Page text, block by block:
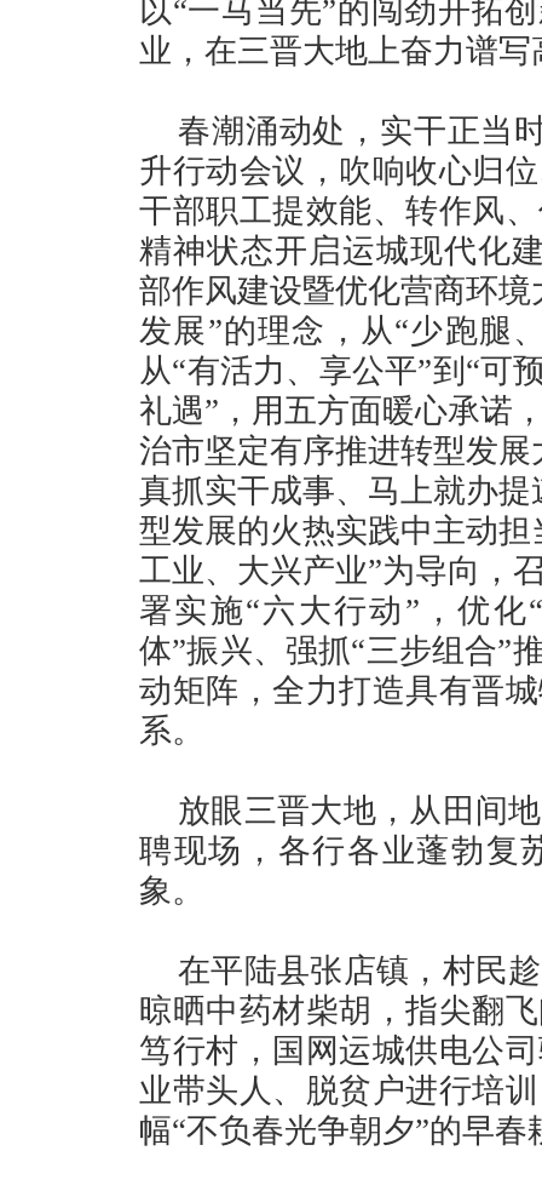
以“一马当先”的闯劲开拓
业，在三晋大地上奋力谱
春潮涌动处，实干正当
升行动会议，吹响收心归
干部职工提效能、转作风
精神状态开启运城现代化
部作风建设暨优化营商环
发展”的理念，从“少跑腿
从“有活力、享公平”到“可
礼遇”，用五方面暖心承诺
治市坚定有序推进转型发
真抓实干成事、马上就办
型发展的火热实践中主动
工业、大兴产业”为导向，
署实施“六大行动”，优
体”振兴、强抓“三步组合”
动矩阵，全力打造具有晋
系。
放眼三晋大地，从田间
聘现场，各行各业蓬勃复
象。
在平陆县张店镇，村民
晾晒中药材柴胡，指尖翻
笃行村，国网运城供电公
业带头人、脱贫户进行培
幅“不负春光争朝夕”的早